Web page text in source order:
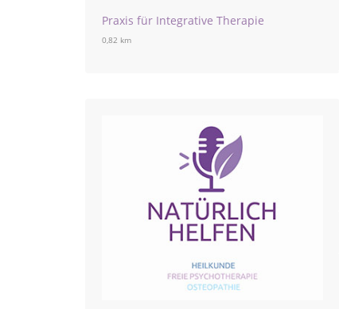
Praxis für Integrative Therapie
0,82 km